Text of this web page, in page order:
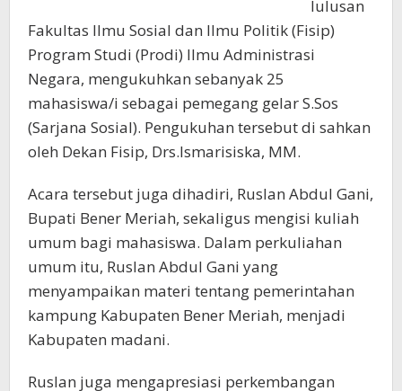
lulusan
Fakultas Ilmu Sosial dan Ilmu Politik (Fisip)
Program Studi (Prodi) Ilmu Administrasi
Negara, mengukuhkan sebanyak 25
mahasiswa/i sebagai pemegang gelar S.Sos
(Sarjana Sosial). Pengukuhan tersebut di sahkan
oleh Dekan Fisip, Drs.Ismarisiska, MM.
Acara tersebut juga dihadiri, Ruslan Abdul Gani,
Bupati Bener Meriah, sekaligus mengisi kuliah
umum bagi mahasiswa. Dalam perkuliahan
umum itu, Ruslan Abdul Gani yang
menyampaikan materi tentang pemerintahan
kampung Kabupaten Bener Meriah, menjadi
Kabupaten madani.
Ruslan juga mengapresiasi perkembangan